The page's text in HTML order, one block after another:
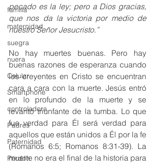
familia
maternidad
suegra
nuera
Celular
Smartphone
controladora
Padres
Paternidad
Perdón
pecado es la ley; pero a Dios gracias,
que nos da la victoria por medio de
nuestro Señor Jesucristo.”
No hay muertes buenas. Pero hay
buenas razones de esperanza cuando
los creyentes en Cristo se encuentran
cara a cara con la muerte. Jesús entró
en lo profundo de la muerte y se
levantó triunfante de la tumba. Lo que
fue verdad para Él será verdad para
aquellos que están unidos a Él por la fe
(Romanos 6:5; Romanos 8:31-39). La
muerte no era el final de la historia para